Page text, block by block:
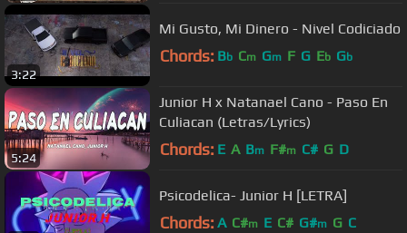
3:22
Mi Gusto, Mi Dinero - Nivel Codiciado
Chords: Bb Cm Gm F G Eb Gb
5:24
Junior H x Natanael Cano - Paso En
Culiacan (Letras/Lyrics)
Chords: E A Bm F#m C# G D
Psicodelica- Junior H [LETRA]
Chords: A C#m E C# G#m G C